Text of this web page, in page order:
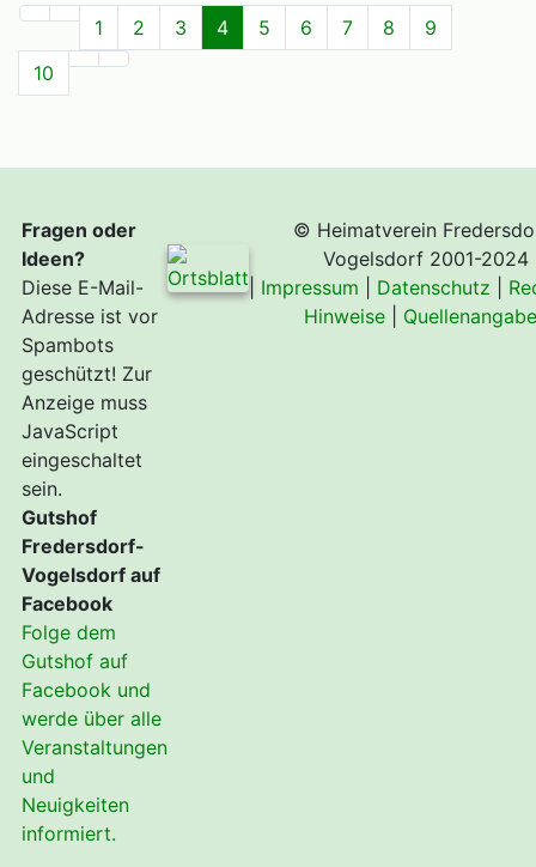
1 2 3 4 5 6 7 8
9
10
Fragen oder
Ideen?
Diese E-Mail-
Adresse ist vor
Spambots
geschützt! Zur
Anzeige muss
JavaScript
eingeschaltet
sein.
Gutshof
Fredersdorf-
Vogelsdorf auf
Facebook
Folge dem
Gutshof auf
Facebook und
werde über alle
Veranstaltungen
und
Neuigkeiten
informiert.
© Heimatverein
Vogelsdorf 2001-2024
Impressum Datenschutz
Hinweise|